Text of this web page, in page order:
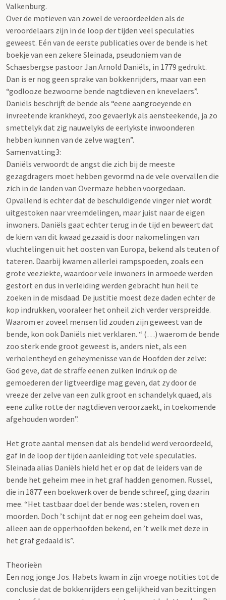
Valkenburg.
Over de motieven van zowel de veroordeelden als de
veroordelaars zijn in de loop der tijden veel speculaties
geweest. Eén van de eerste publicaties over de bende is het
boekje van een zekere Sleinada, pseudoniem van de
Schaesbergse pastoor Jan Arnold Daniëls, in 1779 gedrukt.
Dan is er nog geen sprake van bokkenrijders, maar van een
“godlooze bezwoorne bende nagtdieven en knevelaers”.
Daniëls beschrijft de bende als “eene aangroeyende en
invreetende krankheyd, zoo gevaerlyk als aensteekende, ja zo
smettelyk dat zig nauwelyks de eerlykste inwoonderen
hebben kunnen van de zelve wagten”.
Samenvatting3:
Daniëls verwoordt de angst die zich bij de meeste
gezagdragers moet hebben gevormd na de vele overvallen die
zich in de landen van Overmaze hebben voorgedaan.
Opvallend is echter dat de beschuldigende vinger niet wordt
uitgestoken naar vreemdelingen, maar juist naar de eigen
inwoners. Daniëls gaat echter terug in de tijd en beweert dat
de kiem van dit kwaad gezaaid is door nakomelingen van
vluchtelingen uit het oosten van Europa, bekend als teuten of
tateren. Daarbij kwamen allerlei rampspoeden, zoals een
grote veeziekte, waardoor vele inwoners in armoede werden
gestort en dus in verleiding werden gebracht hun heil te
zoeken in de misdaad. De justitie moest deze daden echter de
kop indrukken, vooraleer het onheil zich verder verspreidde.
Waarom er zoveel mensen lid zouden zijn geweest van de
bende, kon ook Daniëls niet verklaren. “ (…) waerom de bende
zoo sterk ende groot geweest is, anders niet, als een
verholentheyd en geheymenisse van de Hoofden der zelve:
God geve, dat de straffe eenen zulken indruk op de
gemoederen der ligtveerdige mag geven, dat zy door de
vreeze der zelve van een zulk groot en schandelyk quaed, als
eene zulke rotte der nagtdieven veroorzaekt, in toekomende
afgehouden worden”.
Het grote aantal mensen dat als bendelid werd veroordeeld,
gaf in de loop der tijden aanleiding tot vele speculaties.
Sleinada alias Daniëls hield het er op dat de leiders van de
bende het geheim mee in het graf hadden genomen. Russel,
die in 1877 een boekwerk over de bende schreef, ging daarin
mee. “Het tastbaar doel der bende was : stelen, roven en
moorden. Doch ’t schijnt dat er nog een geheim doel was,
alleen aan de opperhoofden bekend, en ’t welk met deze in
het graf gedaald is”.
Theorieën
Een nog jonge Jos. Habets kwam in zijn vroege notities tot de
conclusie dat de bokkenrijders een gelijkheid van bezittingen